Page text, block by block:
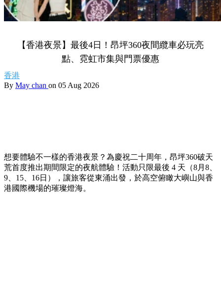
【香港夜景】最後4日！昂坪360夜間纜車必玩亮
點、霓虹市集與門票優惠
香港
By May chan on 05 Aug 2026
想要體驗不一樣的香港夜景？為慶祝二十周年，昂坪360破天
荒首度推出期間限定的夜航體驗！活動只限最後 4 天（8月8、
9、15、16日），讓旅客從東涌出發，於高空俯瞰大嶼山與香
港國際機場的璀璨燈海。